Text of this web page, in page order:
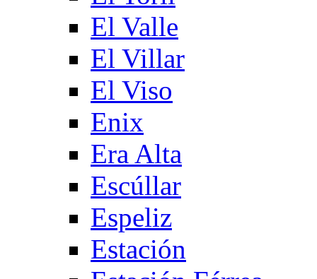
El Valle
El Villar
El Viso
Enix
Era Alta
Escúllar
Espeliz
Estación